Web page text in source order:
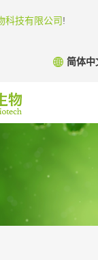
科技有限公司!
简体中